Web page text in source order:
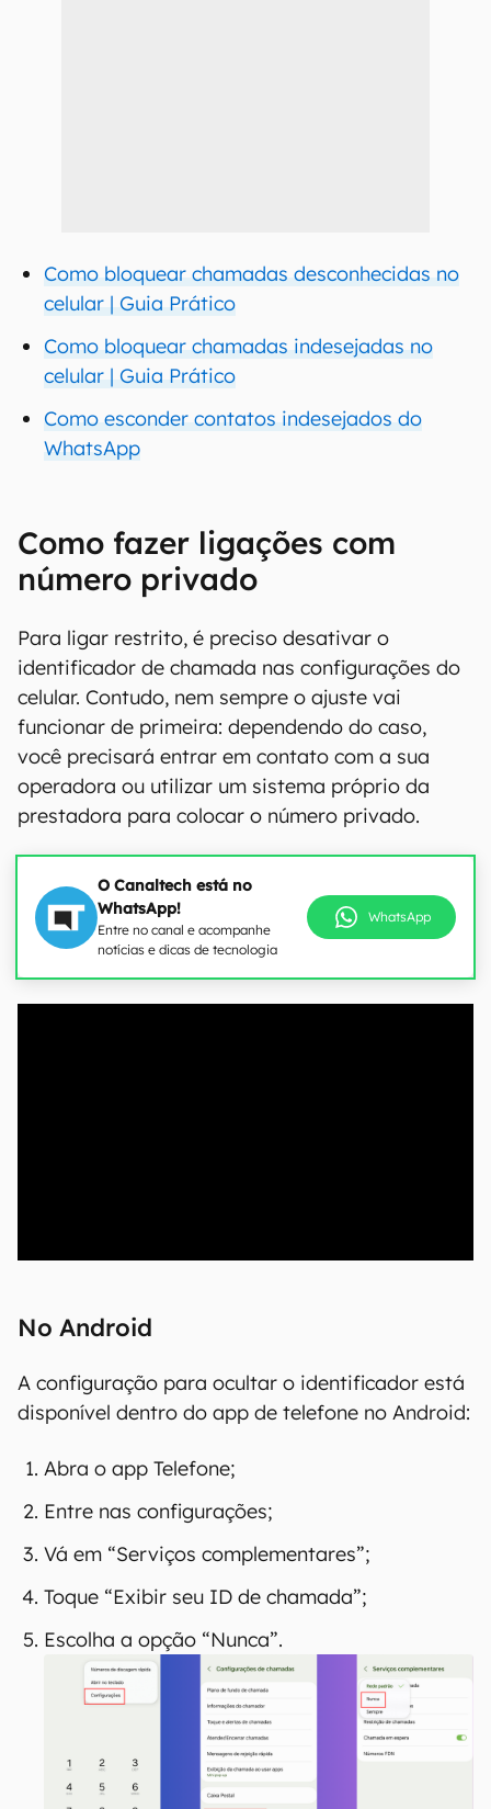
Como bloquear chamadas desconhecidas no
celular | Guia Prático
Como bloquear chamadas indesejadas no
celular | Guia Prático
Como esconder contatos indesejados do
WhatsApp
Como fazer ligações com
número privado
Para ligar restrito, é preciso desativar o
identificador de chamada nas configurações do
celular. Contudo, nem sempre o ajuste vai
funcionar de primeira: dependendo do caso,
você precisará entrar em contato com a sua
operadora ou utilizar um sistema próprio da
prestadora para colocar o número privado.
O Canaltech está no
WhatsApp!
Entre no canal e acompanhe
notícias e dicas de tecnologia
WhatsApp
No Android
A configuração para ocultar o identificador está
disponível dentro do app de telefone no Android:
Abra o app Telefone;
Entre nas configurações;
Vá em “Serviços complementares”;
Toque “Exibir seu ID de chamada”;
Escolha a opção “Nunca”.